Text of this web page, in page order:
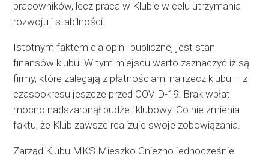
pracowników, lecz praca w Klubie w celu utrzymania
rozwoju i stabilności.
Istotnym faktem dla opinii publicznej jest stan
finansów klubu. W tym miejscu warto zaznaczyć iż są
firmy, które zalegają z płatnościami na rzecz klubu – z
czasookresu jeszcze przed COVID-19. Brak wpłat
mocno nadszarpnął budżet klubowy. Co nie zmienia
faktu, że Klub zawsze realizuje swoje zobowiązania.
Zarząd Klubu MKS Mieszko Gniezno jednocześnie